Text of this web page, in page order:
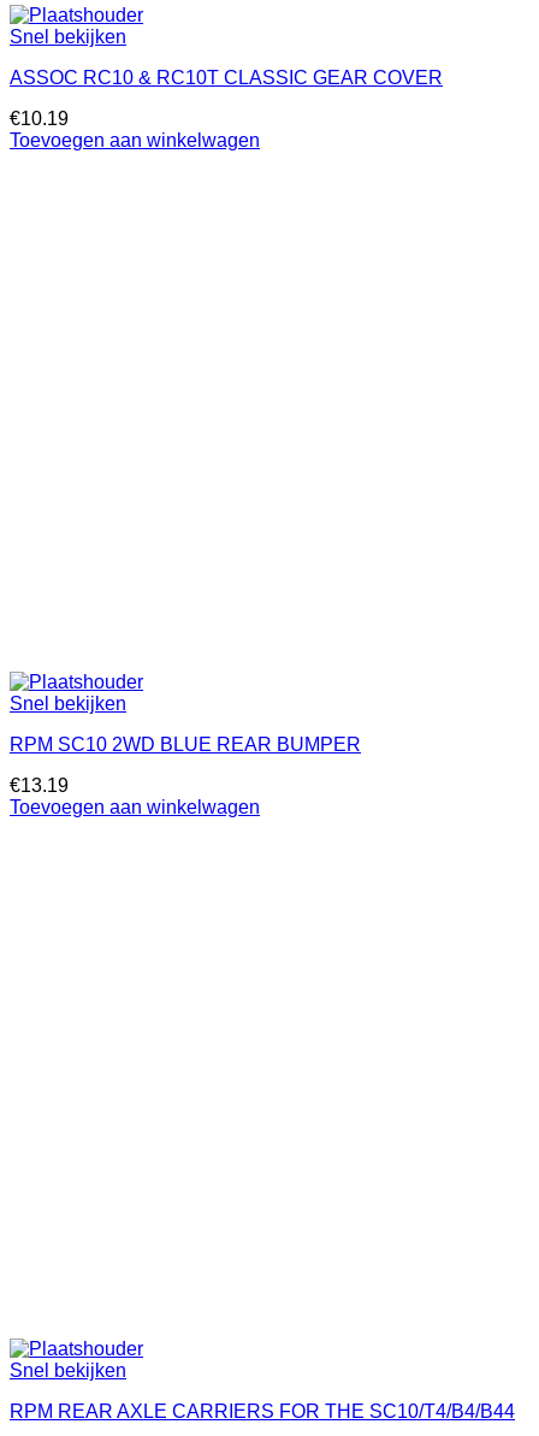
Snel bekijken
ASSOC RC10 & RC10T CLASSIC GEAR COVER
€10.19
Toevoegen aan winkelwagen
Snel bekijken
RPM SC10 2WD BLUE REAR BUMPER
€13.19
Toevoegen aan winkelwagen
Snel bekijken
RPM REAR AXLE CARRIERS FOR THE SC10/T4/B4/B44